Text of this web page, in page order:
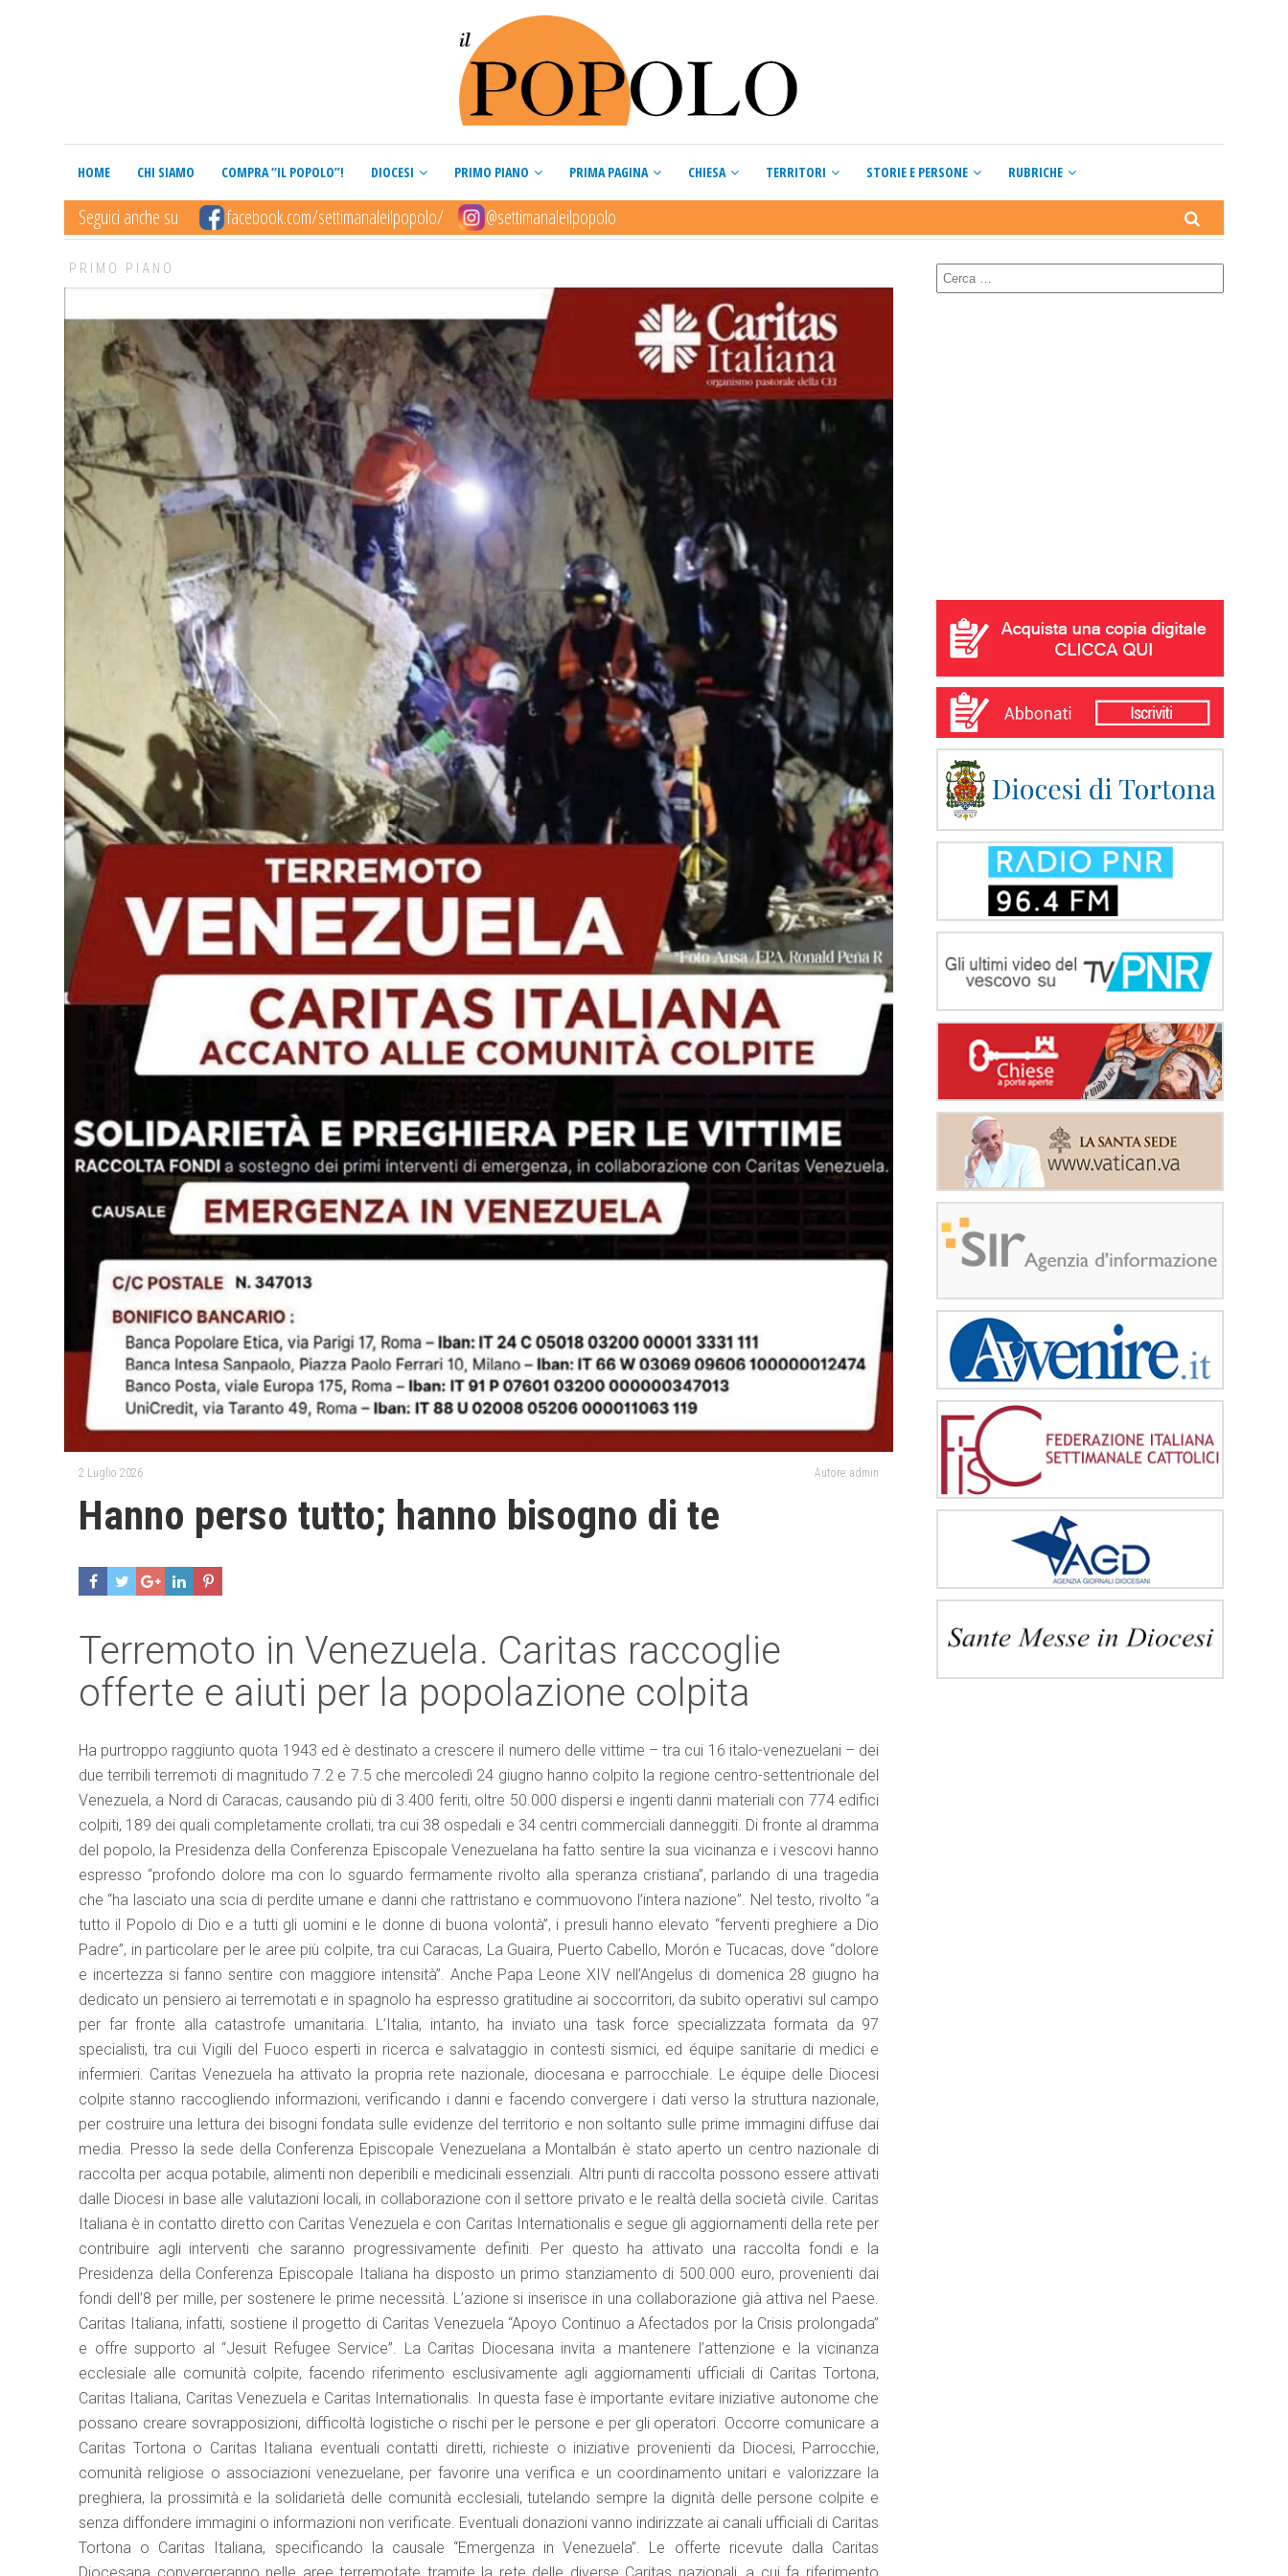
HOME CHI SIAMO COMPRA “IL POPOLO”! DIOCESI PRIMO PIANO PRIMA PAGINA CHIESA TERRITORI STORIE E PERSONE RUBRICHE
Seguici anche su facebook.com/settimanaleilpopolo/ @settimanaleilpopolo
PRIMO PIANO
2 Luglio 2026 Autore: admin
Hanno perso tutto; hanno bisogno di te
Terremoto in Venezuela. Caritas raccoglie
offerte e aiuti per la popolazione colpita
Ha purtroppo raggiunto quota 1943 ed è destinato a crescere il numero delle vittime – tra cui 16 italo-venezuelani – dei
due terribili terremoti di magnitudo 7.2 e 7.5 che mercoledì 24 giugno hanno colpito la regione centro-settentrionale del
Venezuela, a Nord di Caracas, causando più di 3.400 feriti, oltre 50.000 dispersi e ingenti danni materiali con 774 edifici
colpiti, 189 dei quali completamente crollati, tra cui 38 ospedali e 34 centri commerciali danneggiti. Di fronte al dramma
del popolo, la Presidenza della Conferenza Episcopale Venezuelana ha fatto sentire la sua vicinanza e i vescovi hanno
espresso “profondo dolore ma con lo sguardo fermamente rivolto alla speranza cristiana”, parlando di una tragedia
che “ha lasciato una scia di perdite umane e danni che rattristano e commuovono l’intera nazione”. Nel testo, rivolto “a
tutto il Popolo di Dio e a tutti gli uomini e le donne di buona volontà”, i presuli hanno elevato “ferventi preghiere a Dio
Padre”, in particolare per le aree più colpite, tra cui Caracas, La Guaira, Puerto Cabello, Morón e Tucacas, dove “dolore
e incertezza si fanno sentire con maggiore intensità”. Anche Papa Leone XIV nell’Angelus di domenica 28 giugno ha
dedicato un pensiero ai terremotati e in spagnolo ha espresso gratitudine ai soccorritori, da subito operativi sul campo
per far fronte alla catastrofe umanitaria. L’Italia, intanto, ha inviato una task force specializzata formata da 97
specialisti, tra cui Vigili del Fuoco esperti in ricerca e salvataggio in contesti sismici, ed équipe sanitarie di medici e
infermieri. Caritas Venezuela ha attivato la propria rete nazionale, diocesana e parrocchiale. Le équipe delle Diocesi
colpite stanno raccogliendo informazioni, verificando i danni e facendo convergere i dati verso la struttura nazionale,
per costruire una lettura dei bisogni fondata sulle evidenze del territorio e non soltanto sulle prime immagini diffuse dai
media. Presso la sede della Conferenza Episcopale Venezuelana a Montalbán è stato aperto un centro nazionale di
raccolta per acqua potabile, alimenti non deperibili e medicinali essenziali. Altri punti di raccolta possono essere attivati
dalle Diocesi in base alle valutazioni locali, in collaborazione con il settore privato e le realtà della società civile. Caritas
Italiana è in contatto diretto con Caritas Venezuela e con Caritas Internationalis e segue gli aggiornamenti della rete per
contribuire agli interventi che saranno progressivamente definiti. Per questo ha attivato una raccolta fondi e la
Presidenza della Conferenza Episcopale Italiana ha disposto un primo stanziamento di 500.000 euro, provenienti dai
fondi dell’8 per mille, per sostenere le prime necessità. L’azione si inserisce in una collaborazione già attiva nel Paese.
Caritas Italiana, infatti, sostiene il progetto di Caritas Venezuela “Apoyo Continuo a Afectados por la Crisis prolongada”
e offre supporto al “Jesuit Refugee Service”. La Caritas Diocesana invita a mantenere l’attenzione e la vicinanza
ecclesiale alle comunità colpite, facendo riferimento esclusivamente agli aggiornamenti ufficiali di Caritas Tortona,
Caritas Italiana, Caritas Venezuela e Caritas Internationalis. In questa fase è importante evitare iniziative autonome che
possano creare sovrapposizioni, difficoltà logistiche o rischi per le persone e per gli operatori. Occorre comunicare a
Caritas Tortona o Caritas Italiana eventuali contatti diretti, richieste o iniziative provenienti da Diocesi, Parrocchie,
comunità religiose o associazioni venezuelane, per favorire una verifica e un coordinamento unitari e valorizzare la
preghiera, la prossimità e la solidarietà delle comunità ecclesiali, tutelando sempre la dignità delle persone colpite e
senza diffondere immagini o informazioni non verificate. Eventuali donazioni vanno indirizzate ai canali ufficiali di Caritas
Tortona o Caritas Italiana, specificando la causale “Emergenza in Venezuela”. Le offerte ricevute dalla Caritas